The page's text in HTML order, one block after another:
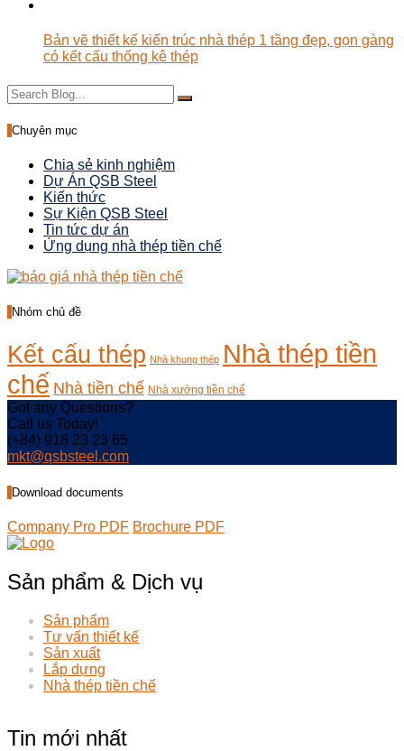
Bản vẽ thiết kế kiến trúc nhà thép 1 tầng đẹp, gọn gàng
có kết cấu thống kê thép
Chuyên mục
Chia sẻ kinh nghiệm
Dự Án QSB Steel
Kiến thức
Sự Kiện QSB Steel
Tin tức dự án
Ứng dụng nhà thép tiền chế
Nhóm chủ đề
Kết cấu thép Nhà khung thép Nhà thép tiền
chế Nhà tiền chế Nhà xưởng tiền chế
Got any Questions?
Call us Today!
(+84) 918 23 23 65
mkt@qsbsteel.com
Download documents
Company Pro PDF Brochure PDF
Sản phẩm & Dịch vụ
Sản phẩm
Tư vấn thiết kế
Sản xuất
Lắp dựng
Nhà thép tiền chế
Tin mới nhất